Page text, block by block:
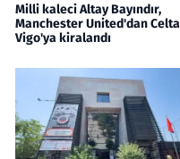
Milli kaleci Altay Bayındır,
Manchester United'dan Celta
Vigo'ya kiralandı